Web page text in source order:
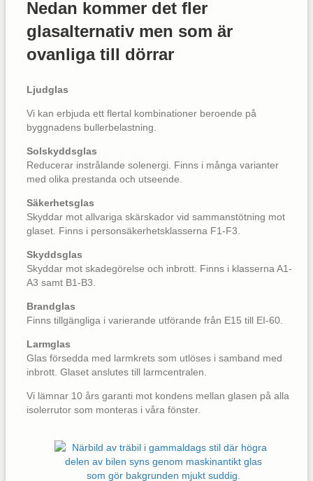
Nedan kommer det fler
glasalternativ men som är
ovanliga till dörrar
Ljudglas
Vi kan erbjuda ett flertal kombinationer beroende på
byggnadens bullerbelastning.
Solskyddsglas
Reducerar instrålande solenergi. Finns i många varianter
med olika prestanda och utseende.
Säkerhetsglas
Skyddar mot allvariga skärskador vid sammanstötning mot
glaset. Finns i personsäkerhetsklasserna F1-F3.
Skyddsglas
Skyddar mot skadegörelse och inbrott. Finns i klasserna A1-
A3 samt B1-B3.
Brandglas
Finns tillgängliga i varierande utförande från E15 till EI-60.
Larmglas
Glas försedda med larmkrets som utlöses i samband med
inbrott. Glaset anslutes till larmcentralen.
Vi lämnar 10 års garanti mot kondens mellan glasen på alla
isolerrutor som monteras i våra fönster.